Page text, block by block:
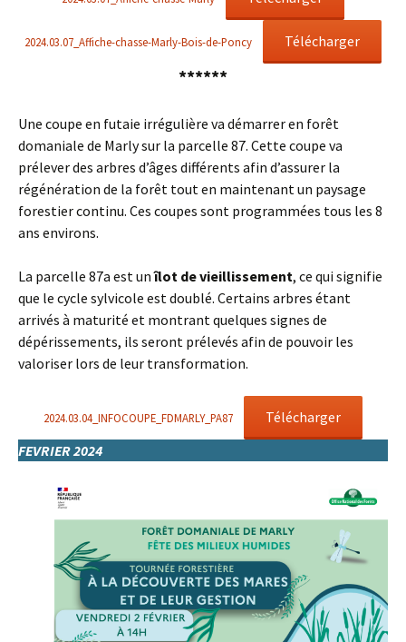
2024.03.07_Affiche-chasse-Marly-Bois-de-Poncy Télécharger
******
Une coupe en futaie irrégulière va démarrer en forêt
domaniale de Marly sur la parcelle 87. Cette coupe va
prélever des arbres d’âges différents afin d’assurer la
régénération de la forêt tout en maintenant un paysage
forestier continu. Ces coupes sont programmées tous les 8
ans environs.
La parcelle 87a est unîlot de vieillissement, ce qui signifie
que le cycle sylvicole est doublé. Certains arbres étant
arrivés à maturité et montrant quelques signes de
dépérissements, ils seront prélevés afin de pouvoir les
valoriser lors de leur transformation.
2024.03.04_INFOCOUPE_FDMARLY_PA87
Télécharger
FEVRIER 2024